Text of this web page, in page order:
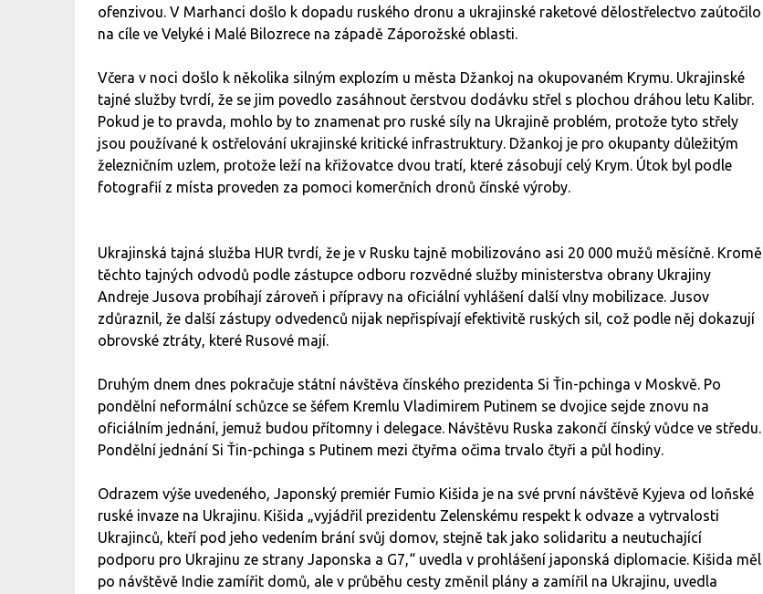
ofenzivou. V Marhanci došlo k dopadu ruského dronu a ukrajinské raketové dělostřelectvo zaútočilo
na cíle ve Velyké i Malé Bilozrece na západě Záporožské oblasti.
Včera v noci došlo k několika silným explozím u města Džankoj na okupovaném Krymu. Ukrajinské
tajné služby tvrdí, že se jim povedlo zasáhnout čerstvou dodávku střel s plochou dráhou letu Kalibr.
Pokud je to pravda, mohlo by to znamenat pro ruské síly na Ukrajině problém, protože tyto střely
jsou používané k ostřelování ukrajinské kritické infrastruktury. Džankoj je pro okupanty důležitým
železničním uzlem, protože leží na křižovatce dvou tratí, které zásobují celý Krym. Útok byl podle
fotografií z místa proveden za pomoci komerčních dronů čínské výroby.
Ukrajinská tajná služba HUR tvrdí, že je v Rusku tajně mobilizováno asi 20 000 mužů měsíčně. Kromě
těchto tajných odvodů podle zástupce odboru rozvědné služby ministerstva obrany Ukrajiny
Andreje Jusova probíhají zároveň i přípravy na oficiální vyhlášení další vlny mobilizace. Jusov
zdůraznil, že další zástupy odvedenců nijak nepřispívají efektivitě ruských sil, což podle něj dokazují
obrovské ztráty, které Rusové mají.
Druhým dnem dnes pokračuje státní návštěva čínského prezidenta Si Ťin-pchinga v Moskvě. Po
pondělní neformální schůzce se šéfem Kremlu Vladimirem Putinem se dvojice sejde znovu na
oficiálním jednání, jemuž budou přítomny i delegace. Návštěvu Ruska zakončí čínský vůdce ve středu.
Pondělní jednání Si Ťin-pchinga s Putinem mezi čtyřma očima trvalo čtyři a půl hodiny.
Odrazem výše uvedeného, Japonský premiér Fumio Kišida je na své první návštěvě Kyjeva od loňské
ruské invaze na Ukrajinu. Kišida „vyjádřil prezidentu Zelenskému respekt k odvaze a vytrvalosti
Ukrajinců, kteří pod jeho vedením brání svůj domov, stejně tak jako solidaritu a neutuchající
podporu pro Ukrajinu ze strany Japonska a G7,“ uvedla v prohlášení japonská diplomacie. Kišida měl
po návštěvě Indie zamířit domů, ale v průběhu cesty změnil plány a zamířil na Ukrajinu, uvedla